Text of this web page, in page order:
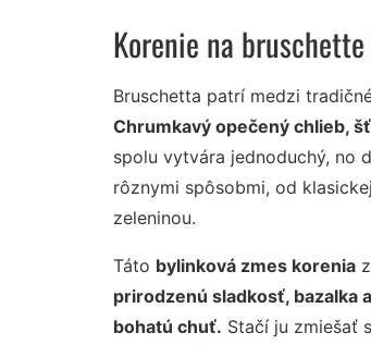
Korenie na
Bruschetta patrí medzi
Chrumkavý opečený chlieb,
spolu vytvára jednoduchý, no
rôznymi spôsobmi, od
zeleninou.
Táto bylinková zmes korenia
prirodzenú sladkosť, bazalka
bohatú chuť. Stačí ju zmiešať